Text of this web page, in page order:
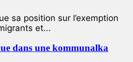
sa position sur l’exemption
et...
dans une kommunalka